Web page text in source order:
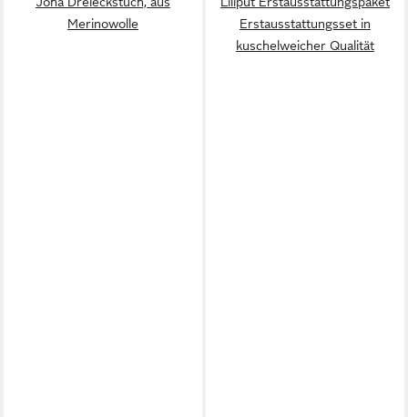
Merinowolle
Erstausstattungsset in
kuschelweicher Qualität